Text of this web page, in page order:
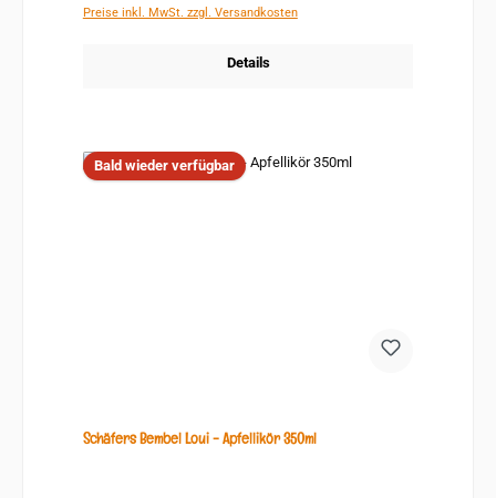
Preise inkl. MwSt. zzgl. Versandkosten
Details
Bald wieder verfügbar
Schäfers Bembel Loui - Apfellikör 350ml